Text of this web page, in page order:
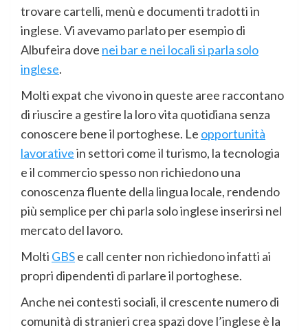
trovare cartelli, menù e documenti tradotti in
inglese. Vi avevamo parlato per esempio di
Albufeira dove nei bar e nei locali si parla solo
inglese.
Molti expat che vivono in queste aree raccontano
di riuscire a gestire la loro vita quotidiana senza
conoscere bene il portoghese. Le opportunità
lavorativein settori come il turismo, la tecnologia
e il commercio spesso non richiedono una
conoscenza fluente della lingua locale, rendendo
più semplice per chi parla solo inglese inserirsi nel
mercato del lavoro.
Molti GBSe call center non richiedono infatti ai
propri dipendenti di parlare il portoghese.
Anche nei contesti sociali, il crescente numero di
comunità di stranieri crea spazi dove l’inglese è la